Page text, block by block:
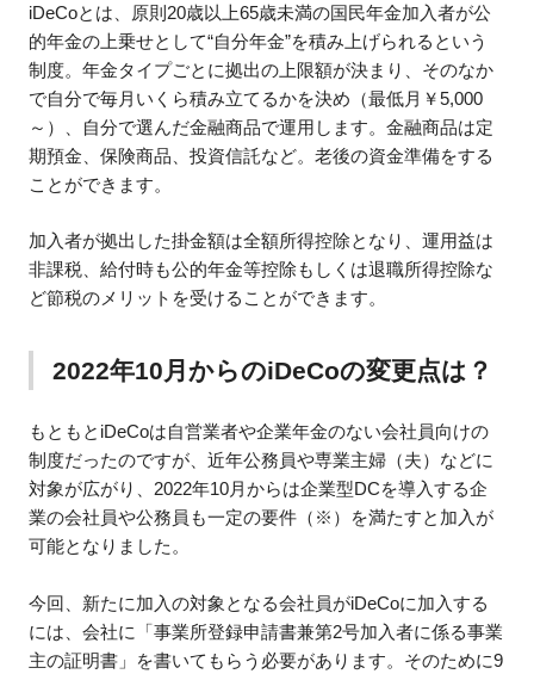
iDeCoとは、原則20歳以上65歳未満の国民年金加入者が公
的年金の上乗せとして“自分年金”を積み上げられるという
制度。年金タイプごとに拠出の上限額が決まり、そのなか
で自分で毎月いくら積み立てるかを決め（最低月￥5,000
～）、自分で選んだ金融商品で運用します。金融商品は定
期預金、保険商品、投資信託など。老後の資金準備をする
ことができます。
加入者が拠出した掛金額は全額所得控除となり、運用益は
非課税、給付時も公的年金等控除もしくは退職所得控除な
ど節税のメリットを受けることができます。
2022年10月からのiDeCoの変更点は？
もともとiDeCoは自営業者や企業年金のない会社員向けの
制度だったのですが、近年公務員や専業主婦（夫）などに
対象が広がり、2022年10月からは企業型DCを導入する企
業の会社員や公務員も一定の要件（※）を満たすと加入が
可能となりました。
今回、新たに加入の対象となる会社員がiDeCoに加入する
には、会社に「事業所登録申請書兼第2号加入者に係る事業
主の証明書」を書いてもらう必要があります。そのために9